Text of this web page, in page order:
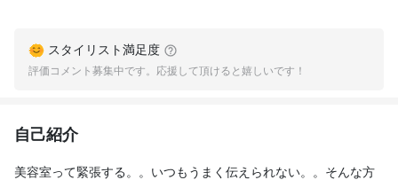
スタイリスト満足度
評価コメント募集中です。応援して頂けると嬉しいです！
自己紹介
美容室って緊張する。。いつもうまく伝えられない。。そんな方